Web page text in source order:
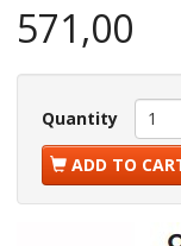
571,00
Quantity
ADD TO